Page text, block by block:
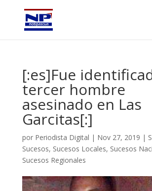
[:es]Fue
tercer hombre
asesinado en Las
Garcitas[:]
por Periodista Digital | Nov 27, 2019 |
Sucesos, Sucesos Locales, Sucesos
Sucesos Regionales